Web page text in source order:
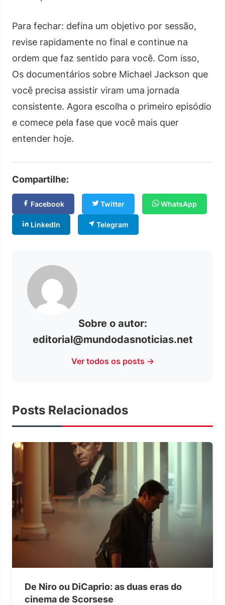
Para fechar: defina um objetivo por sessão,
revise rapidamente no final e continue na
ordem que faz sentido para você. Com isso,
Os documentários sobre Michael Jackson que
você precisa assistir viram uma jornada
consistente. Agora escolha o primeiro episódio
e comece pela fase que você mais quer
entender hoje.
Compartilhe:
Facebook Twitter WhatsApp
LinkedIn Telegram
Sobre o autor:
editorial@mundodasnoticias.net
Ver todos os posts →
Posts Relacionados
De Niro ou DiCaprio: as duas eras do
cinema de Scorsese